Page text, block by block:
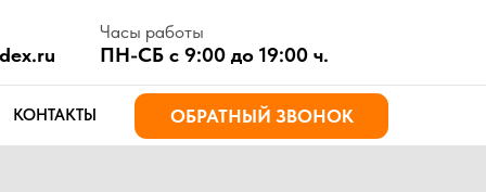
СБ с 9:00 до 19:00 ч.
ОБРАТНЫЙ ЗВОНОК